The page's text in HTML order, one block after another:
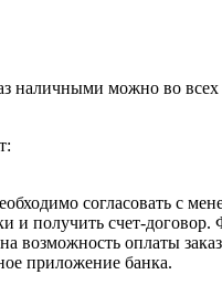
наличными можно во
согласовать с
и получить счет-
возможность оплаты
приложение банка.